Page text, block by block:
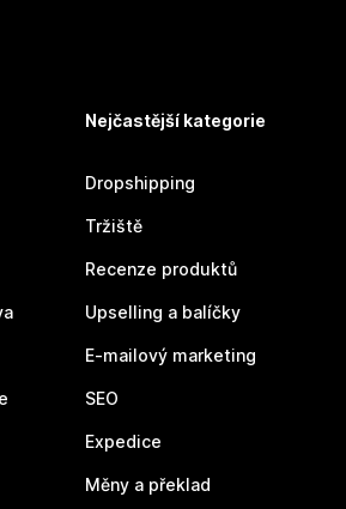
Nejčastější kategorie
Dropshipping
Tržiště
Recenze produktů
Upselling a balíčky
E-mailový marketing
SEO
Expedice
Měny a překlad